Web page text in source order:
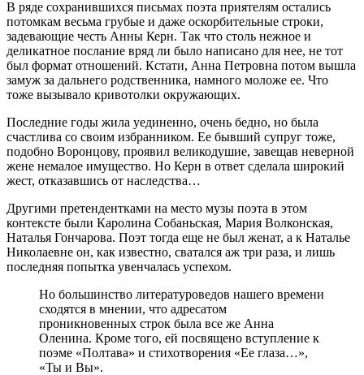
В ряде сохранившихся письмах поэта приятелям остались
потомкам весьма грубые и даже оскорбительные строки,
задевающие честь Анны Керн. Так что столь нежное и
деликатное послание вряд ли было написано для нее, не тот
был формат отношений. Кстати, Анна Петровна потом вышла
замуж за дальнего родственника, намного моложе ее. Что
тоже вызывало кривотолки окружающих.
Последние годы жила уединенно, очень бедно, но была
счастлива со своим избранником. Ее бывший супруг тоже,
подобно Воронцову, проявил великодушие, завещав неверной
жене немалое имущество. Но Керн в ответ сделала широкий
жест, отказавшись от наследства…
Другими претендентками на место музы поэта в этом
контексте были Каролина Собаньская, Мария Волконская,
Наталья Гончарова. Поэт тогда еще не был женат, а к Наталье
Николаевне он, как известно, сватался аж три раза, и лишь
последняя попытка увенчалась успехом.
Но большинство литературоведов нашего времени
сходятся в мнении, что адресатом
проникновенных строк была все же Анна
Оленина. Кроме того, ей посвящено вступление к
поэме «Полтава» и стихотворения «Ее глаза…»,
«Ты и Вы».